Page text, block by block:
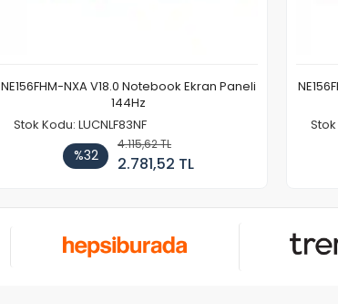
NE156FHM-NXA V18.0 Notebook Ekran Paneli
144Hz
Stok Kodu: LUCNLF83NF
%32
4.115,62 TL
2.781,52 TL
Stok